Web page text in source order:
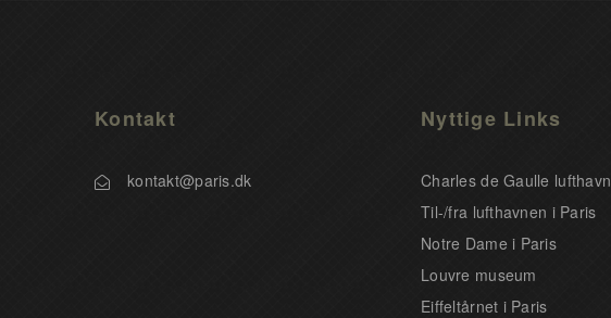
Kontakt
kontakt@paris.dk
Nyttige Links
Charles de Gaulle lufthavn
Til-/fra lufthavnen i Paris
Notre Dame i Paris
Louvre museum
Eiffeltårnet i Paris